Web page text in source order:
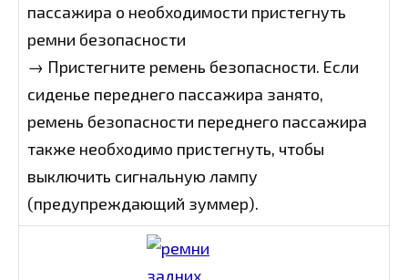
пассажира о необходимости пристегнуть
ремни безопасности
→ Пристегните ремень безопасности. Если
сиденье переднего пассажира занято,
ремень безопасности переднего пассажира
также необходимо пристегнуть, чтобы
выключить сигнальную лампу
(предупреждающий зуммер).